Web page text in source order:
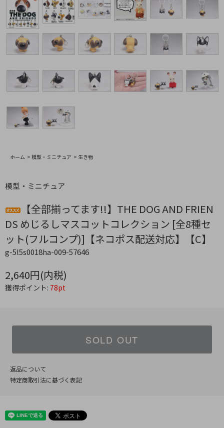
ホーム > 模型・ミニチュア > 生き物
模型・ミニチュア
【全部揃ってます!!】THE DOG AND FRIEN
DS めじるしマスコットコレクション [全8種セ
ット(フルコンプ)]【ネコポス配送対応】【C】
g-5l5s0018ha-009-57646
2,640円(内税)
獲得ポイント: 78pt
SOLD OUT
返品について
特定商取引法に基づく表記